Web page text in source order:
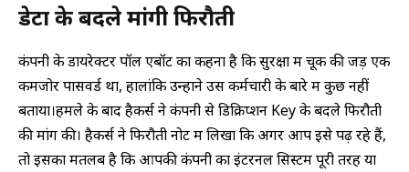
डेटा के बदले मांगी फिरौती
कंपनी के डायरेक्टर पॉल एबॉट का कहना है कि सुरक्षा में चूक की जड़ एक
कमजोर पासवर्ड था, हालांकि उन्होंने उस कर्मचारी के बारे में कुछ नहीं
बताया।हमले के बाद हैकर्स ने कंपनी से डिक्रिप्शन Key के बदले फिरौती
की मांग की। हैकर्स ने फिरौती नोट में लिखा कि अगर आप इसे पढ़ रहे हैं,
तो इसका मतलब है कि आपकी कंपनी का इंटरनल सिस्टम पूरी तरह या